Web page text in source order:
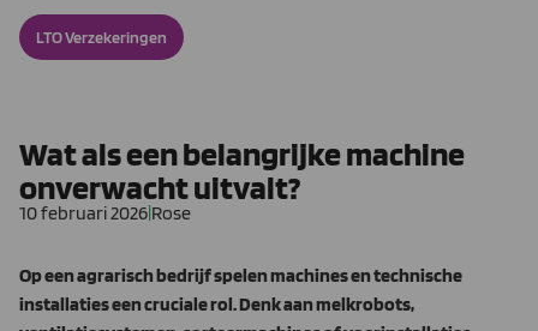
LTO Verzekeringen
Wat als een belangrijke machine
onverwacht uitvalt?
10 februari 2026 Rose
Op een agrarisch bedrijf spelen machines en technische
installaties een cruciale rol. Denk aan melkrobots,